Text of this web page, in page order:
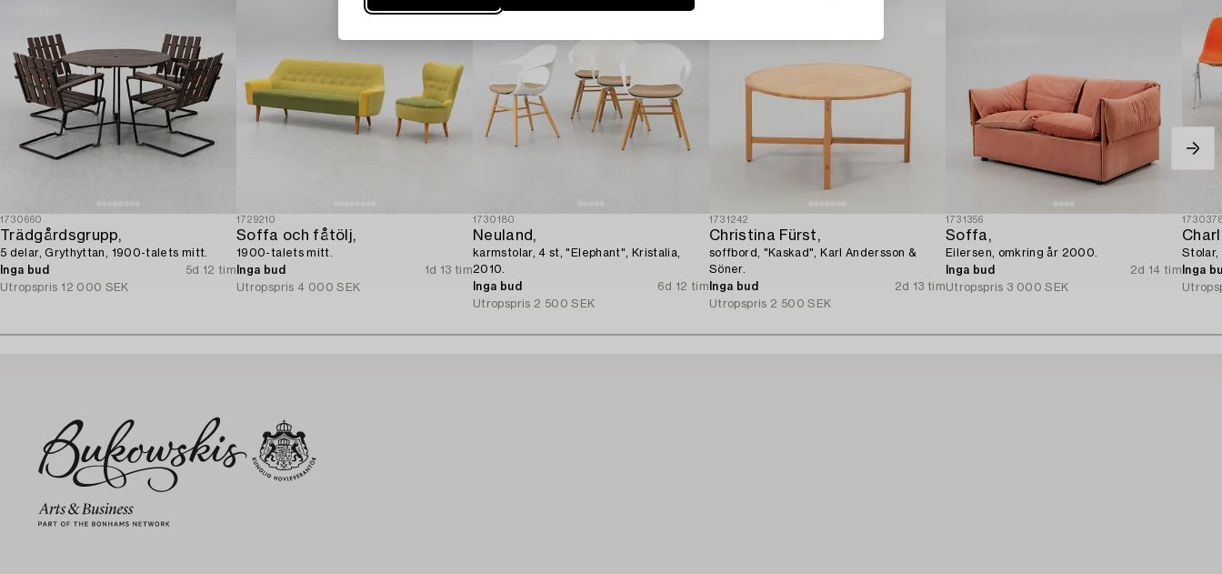
1730660
Trädgårdsgrupp,
5 delar, Grythyttan, 1900-talets mitt.
Inga bud
5d 12 tim
Utropspris 12 000 SEK
1729210
Soffa och fåtölj,
1900-talets mitt.
Inga bud
1d 13 tim
Utropspris 4 000 SEK
1730180
Neuland,
karmstolar, 4 st, "Elephant", Kristalia,
2010.
Inga bud
6d 12 tim
Utropspris 2 500 SEK
1731242
Christina Fürst,
soffbord, "Kaskad", Karl Andersson &
Söner.
Inga bud
2d 13 tim
Utropspris 2 500 SEK
1731356
Soffa,
Eilersen, omkring år 2000.
Inga bud
2d 14 tim
Utropspris 3 000 SEK
Stolar,
Inga